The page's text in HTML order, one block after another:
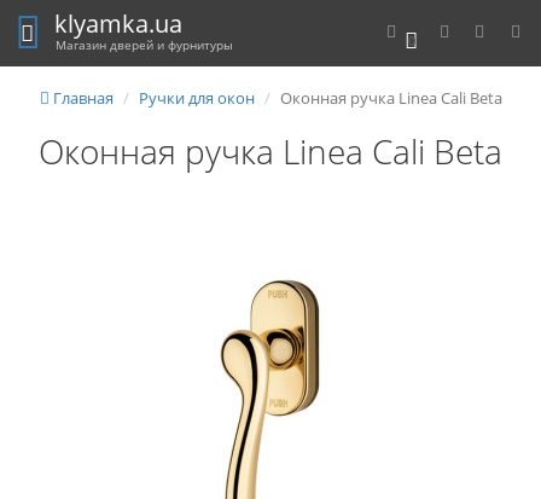
0
klyamka.ua
Магазин дверей и фурнитуры
Главная Ручки для окон Оконная ручка Linea Cali Beta
Оконная ручка Linea Cali Beta